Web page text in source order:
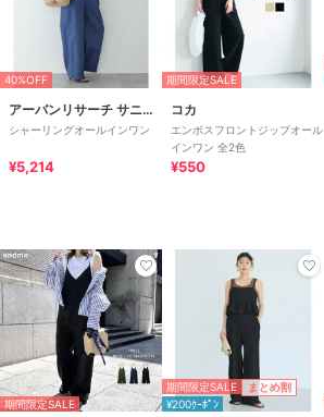
40%OFF
アーバンリサーチ サニーレーベル
シャーリングオールインワン
¥5,214
期間限定SALE
コカ
エンボスフロントジップオール
インワン 全2色
¥550
期間限定SALE
期間限定SALE まとめ割
¥200ｸｰﾎﾟﾝ